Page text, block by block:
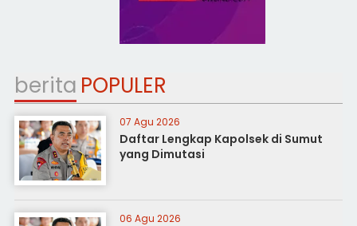
berita POPULER
07 Agu 2026
Daftar Lengkap Kapolsek di Sumut
yang Dimutasi
06 Agu 2026